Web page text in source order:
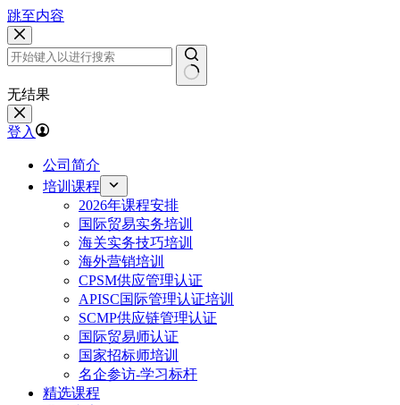
跳至内容
无结果
登入
公司简介
培训课程
2026年课程安排
国际贸易实务培训
海关实务技巧培训
海外营销培训
CPSM供应管理认证
APISC国际管理认证培训
SCMP供应链管理认证
国际贸易师认证
国家招标师培训
名企参访-学习标杆
精选课程